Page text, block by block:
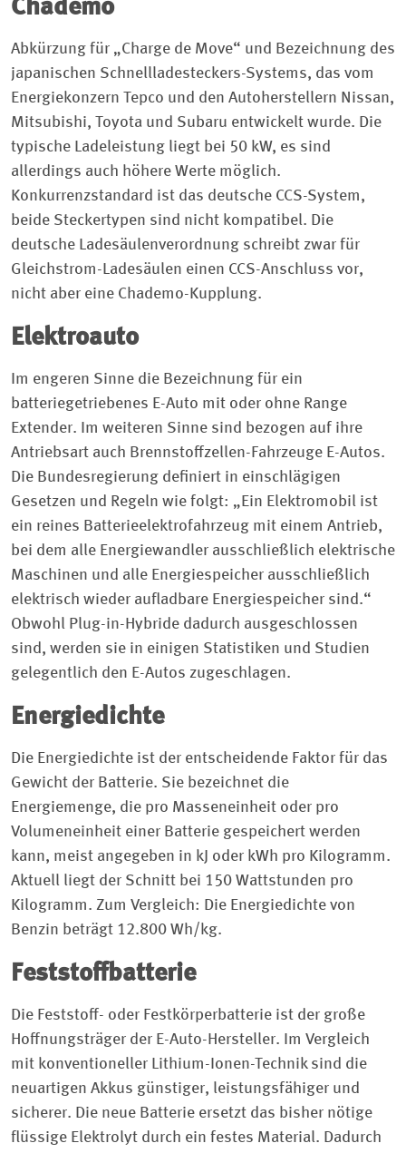
Chademo
Abkürzung für „Charge de Move“ und Bezeichnung des
japanischen Schnellladesteckers-Systems, das vom
Energiekonzern Tepco und den Autoherstellern Nissan,
Mitsubishi, Toyota und Subaru entwickelt wurde. Die
typische Ladeleistung liegt bei 50 kW, es sind
allerdings auch höhere Werte möglich.
Konkurrenzstandard ist das deutsche CCS-System,
beide Steckertypen sind nicht kompatibel. Die
deutsche Ladesäulenverordnung schreibt zwar für
Gleichstrom-Ladesäulen einen CCS-Anschluss vor,
nicht aber eine Chademo-Kupplung.
Elektroauto
Im engeren Sinne die Bezeichnung für ein
batteriegetriebenes E-Auto mit oder ohne Range
Extender. Im weiteren Sinne sind bezogen auf ihre
Antriebsart auch Brennstoffzellen-Fahrzeuge E-Autos.
Die Bundesregierung definiert in einschlägigen
Gesetzen und Regeln wie folgt: „Ein Elektromobil ist
ein reines Batterieelektrofahrzeug mit einem Antrieb,
bei dem alle Energiewandler ausschließlich elektrische
Maschinen und alle Energiespeicher ausschließlich
elektrisch wieder aufladbare Energiespeicher sind.“
Obwohl Plug-in-Hybride dadurch ausgeschlossen
sind, werden sie in einigen Statistiken und Studien
gelegentlich den E-Autos zugeschlagen.
Energiedichte
Die Energiedichte ist der entscheidende Faktor für das
Gewicht der Batterie. Sie bezeichnet die
Energiemenge, die pro Masseneinheit oder pro
Volumeneinheit einer Batterie gespeichert werden
kann, meist angegeben in kJ oder kWh pro Kilogramm.
Aktuell liegt der Schnitt bei 150 Wattstunden pro
Kilogramm. Zum Vergleich: Die Energiedichte von
Benzin beträgt 12.800 Wh/kg.
Feststoffbatterie
Die Feststoff- oder Festkörperbatterie ist der große
Hoffnungsträger der E-Auto-Hersteller. Im Vergleich
mit konventioneller Lithium-Ionen-Technik sind die
neuartigen Akkus günstiger, leistungsfähiger und
sicherer. Die neue Batterie ersetzt das bisher nötige
flüssige Elektrolyt durch ein festes Material. Dadurch